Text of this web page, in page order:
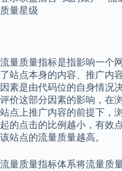
质量星级
流量质量指标是指影响一个
了站点本身的内容、推广内
因素是由代码位的自身情况
评价这部分因素的影响，在
站点上推广内容的前提下，
起的点击的比例越小，有效
该站点的流量质量越高。
流量质量指标体系将流量质